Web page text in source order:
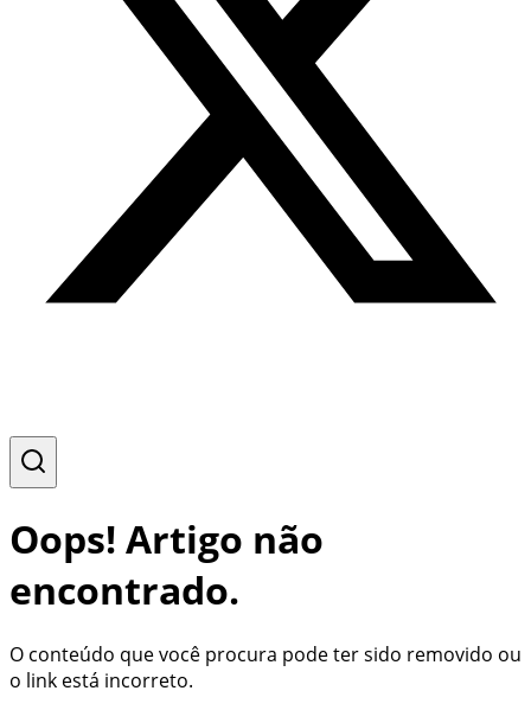
Oops! Artigo não
encontrado.
O conteúdo que você procura pode ter sido removido ou
o link está incorreto.